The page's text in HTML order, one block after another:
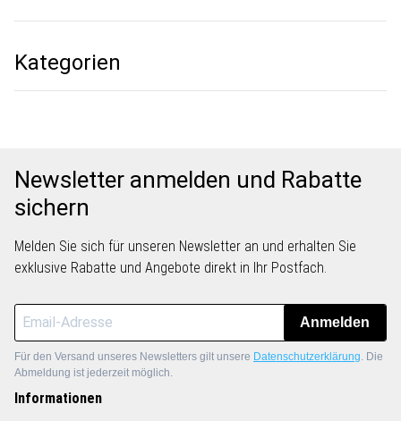
Kategorien
Newsletter anmelden und Rabatte
sichern
Melden Sie sich für unseren Newsletter an und erhalten Sie
exklusive Rabatte und Angebote direkt in Ihr Postfach.
Anmelden
Für den Versand unseres Newsletters gilt unsere Datenschutzerklärung . Die
Abmeldung ist jederzeit möglich.
Informationen